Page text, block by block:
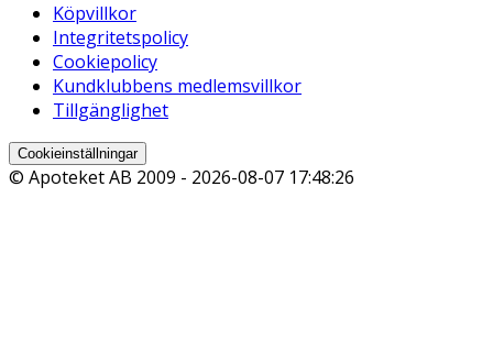
Köpvillkor
Integritetspolicy
Cookiepolicy
Kundklubbens medlemsvillkor
Tillgänglighet
Cookieinställningar
© Apoteket AB 2009 - 2026-08-07 17:48:26